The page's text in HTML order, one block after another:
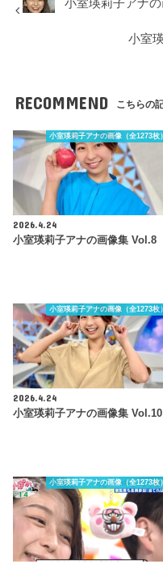
小室瑛莉子アナ
小室
RECOMMEND こちらの
小室瑛莉子アナの画像（全1273枚）
2026.4.24
小室瑛莉子アナの画像集 Vol.8
小室瑛莉子アナの画像（全1273枚）
2026.4.24
小室瑛莉子アナの画像集 Vol.10
小室瑛莉子アナの画像（全1273枚）